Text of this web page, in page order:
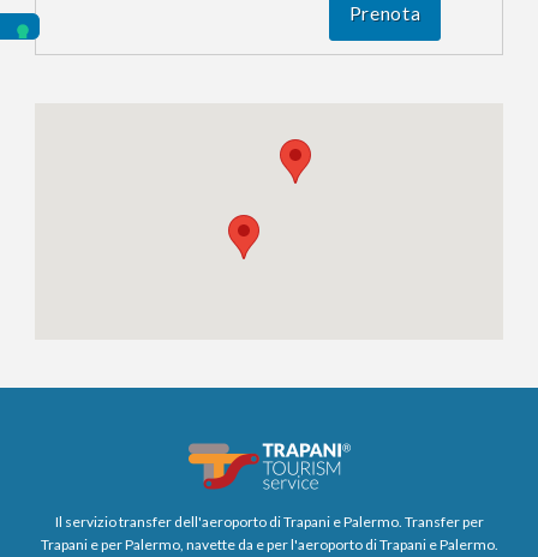
Prenota
Il servizio transfer dell'aeroporto di Trapani e Palermo. Transfer per
Trapani e per Palermo, navette da e per l'aeroporto di Trapani e Palermo.